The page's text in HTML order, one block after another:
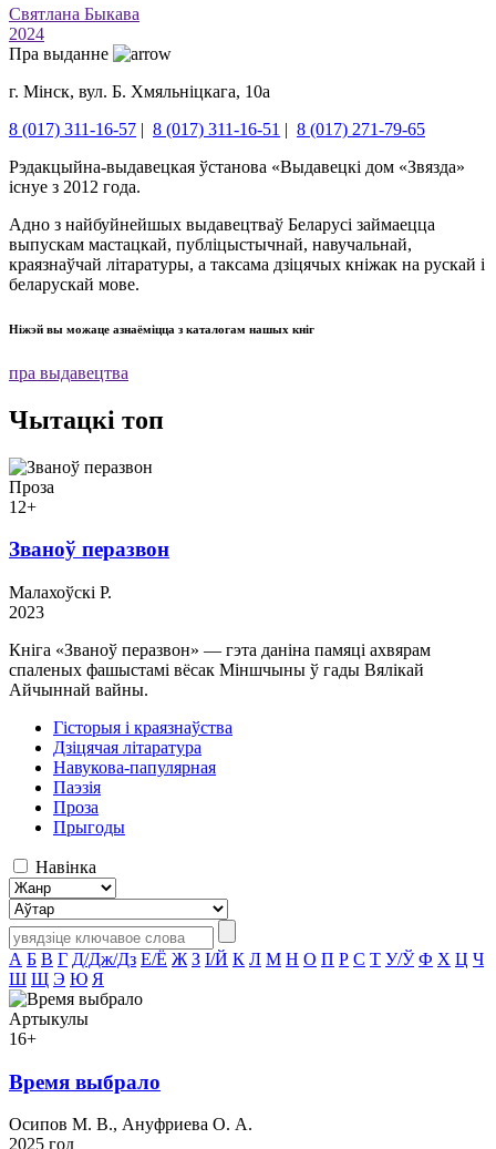
Святлана Быкава
2024
Пра выданне
г. Мінск, вул. Б. Хмяльніцкага, 10а
8 (017) 311-16-57 | 8 (017) 311-16-51 | 8 (017) 271-79-65
Рэдакцыйна-выдавецкая ўстанова «Выдавецкі дом «Звязда»
існуе з 2012 года.
Адно з найбуйнейшых выдавецтваў Беларусі займаецца
выпускам мастацкай, публіцыстычнай, навучальнай,
краязнаўчай літаратуры, а таксама дзіцячых кніжак на рускай і
беларускай мове.
Ніжэй вы можаце азнаёміцца ​​з каталогам нашых кніг
пра выдавецтва
Чытацкі топ
Проза
12+
Званоў перазвон
Малахоўскі Р.
2023
Кніга «Званоў перазвон» — гэта даніна памяці ахвярам
спаленых фашыстамі вёсак Міншчыны ў гады Вялікай
Айчыннай вайны.
Гісторыя і краязнаўства
Дзіцячая літаратура
Навукова-папулярная
Паэзія
Проза
Прыгоды
Навінка
А Б В Г Д/Дж/Дз Е/Ё Ж З І/Й К Л М Н О П Р С Т У/Ў Ф Х Ц Ч
Ш Щ Э Ю Я
Артыкулы
16+
Время выбрало
Осипов М. В., Ануфриева О. А.
2025 год